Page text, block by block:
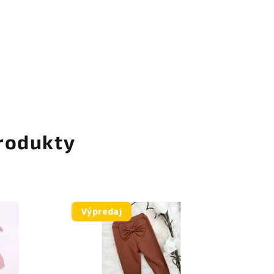
Výpredaj